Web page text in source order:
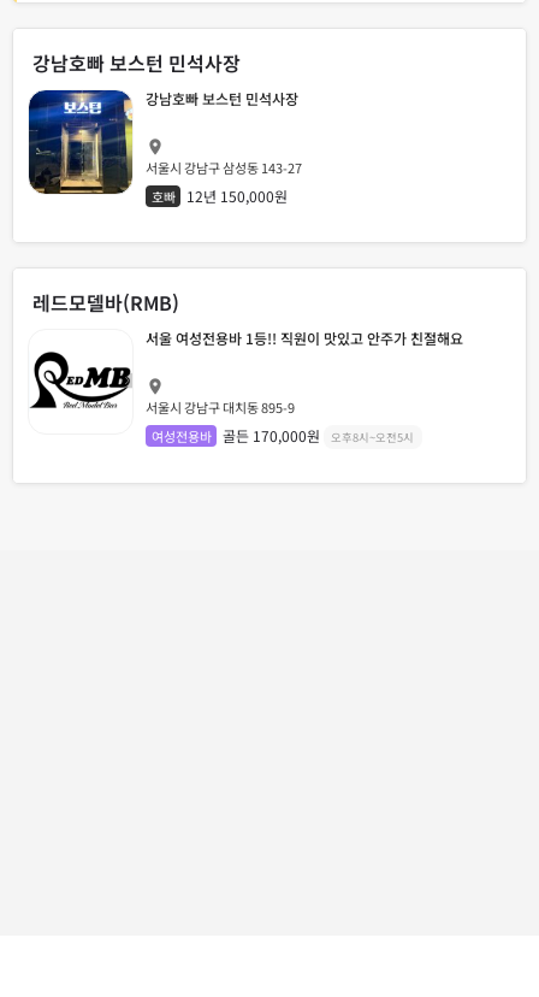
강남호빠 보스턴 민석사장
강남호빠 보스턴 민석사장
서울시 강남구 삼성동 143-27
호빠
12년 150,000원
레드모델바(RMB)
서울 여성전용바 1등!! 직원이 맛있고 안주가 친절해요
서울시 강남구 대치동 895-9
여성전용바 골든 170,000원 오후8시~오전5시